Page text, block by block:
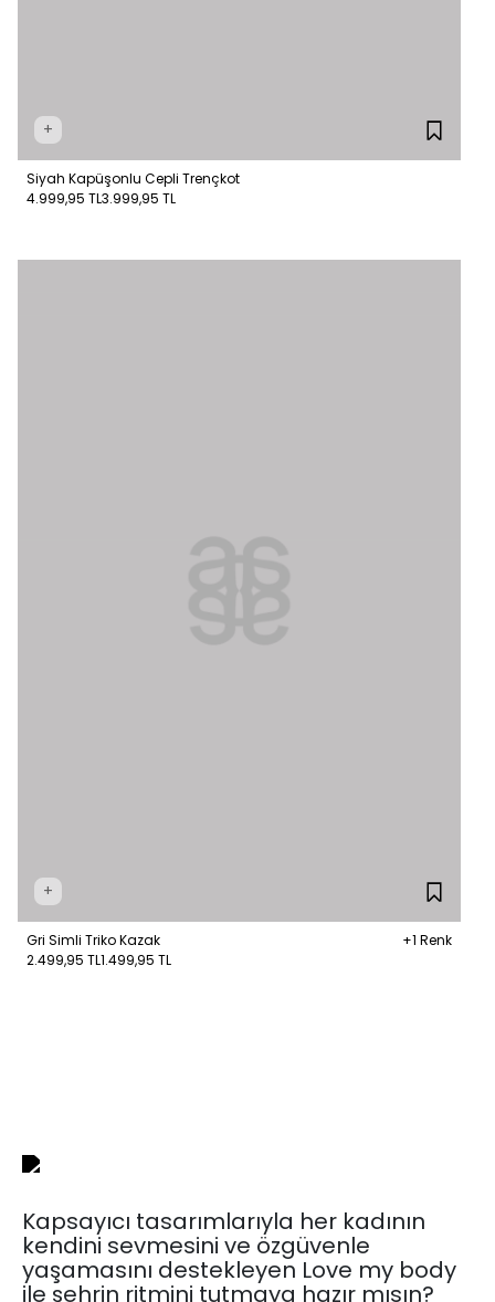
+
Siyah Kapüşonlu Cepli Trençkot
4.999,95 TL3.999,95 TL
+
Gri Simli Triko Kazak
+1 Renk
2.499,95 TL1.499,95 TL
Kapsayıcı tasarımlarıyla her kadının
kendini sevmesini ve özgüvenle
yaşamasını destekleyen Love my body
ile şehrin ritmini tutmaya hazır mısın?